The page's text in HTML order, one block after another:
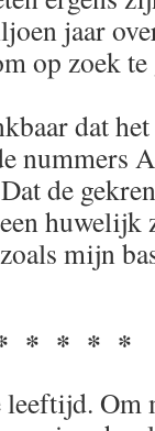
jaar
op zoek
dat
nummers
de
huwelijk
mijn
* * * *
Om